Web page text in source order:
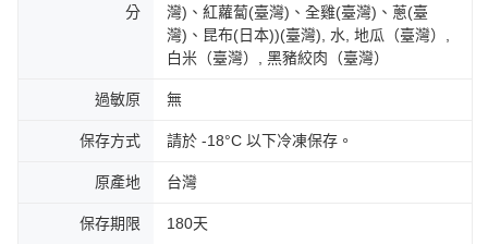
分
灣)、紅蘿蔔(臺灣)、全雞(臺灣)、蔥(臺
灣)、昆布(日本))(臺灣), 水, 地瓜（臺灣）,
白米（臺灣）, 黑豬絞肉（臺灣）
過敏原 無
保存方式 請於 -18°C 以下冷凍保存。
原產地 台灣
保存期限 180天